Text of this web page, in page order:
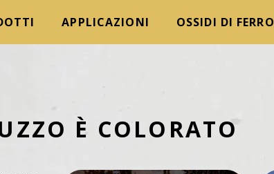
APPLICAZIONI OSSIDI DI FERRO
È COLORATO